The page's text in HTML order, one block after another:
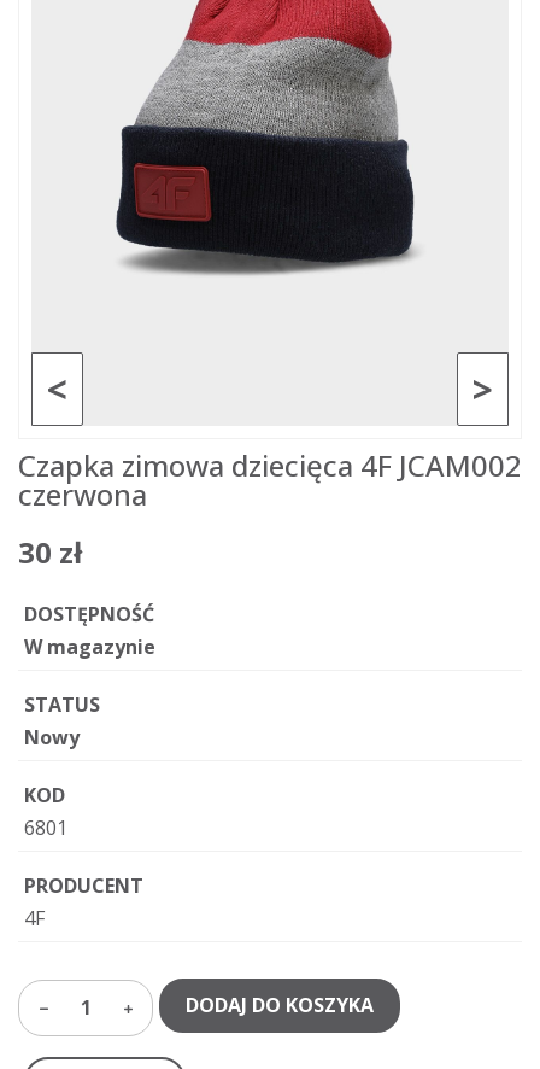
>
<
Czapka zimowa dziecięca 4F JCAM002
czerwona
30 zł
DOSTĘPNOŚĆ
W magazynie
STATUS
Nowy
KOD
6801
PRODUCENT
4F
1 DODAJ DO KOSZYKA